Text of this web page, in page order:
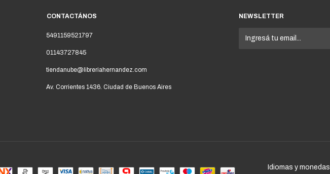
CONTACTÁNOS
5491159521797
01143727845
tiendanube@libreriahernandez.com
Av. Corrientes 1436. Ciudad de Buenos Aires
NEWSLETTER
Idiomas y monedas